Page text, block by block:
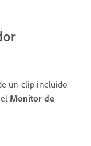
un clip incluido
Monitor de